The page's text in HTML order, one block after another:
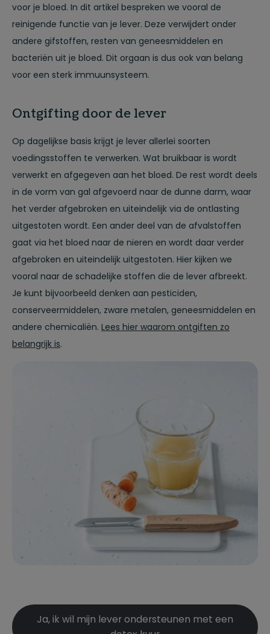
voor je bloed. In dit artikel bespreken we vooral de
reinigende functie van je lever. Deze verwijdert onder
andere gifstoffen, resten van geneesmiddelen en
bacteriën uit je bloed. Dit orgaan is dus ook van belang
voor een sterk immuunsysteem.
Ontgifting door de lever
Op dagelijkse basis krijgt je lever allerlei soorten
voedingsstoffen te verwerken. Wat bruikbaar is wordt
verwerkt en afgegeven aan het bloed. De rest wordt deels
in de vorm van gal afgevoerd naar de dunne darm, waar
het verder afgebroken en uiteindelijk via de ontlasting
uitgestoten wordt. Een ander deel van de afvalstoffen
gaat via het bloed naar de nieren en wordt daar verder
afgebroken en uiteindelijk uitgestoten. Hier kijken we
vooral naar de schadelijke stoffen die de lever afbreekt.
Je kunt bijvoorbeeld denken aan pesticiden,
conserveermiddelen, zware metalen, geneesmiddelen en
andere chemicaliën. Lees hier waarom ontgiften zo
belangrijk is.
Ja, ik wil mijn lever ondersteunen met een